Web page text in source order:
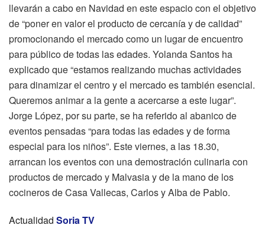
llevarán a cabo en Navidad en este espacio con el objetivo
de “poner en valor el producto de cercanía y de calidad”
promocionando el mercado como un lugar de encuentro
para público de todas las edades. Yolanda Santos ha
explicado que “estamos realizando muchas actividades
para dinamizar el centro y el mercado es también esencial.
Queremos animar a la gente a acercarse a este lugar”.
Jorge López, por su parte, se ha referido al abanico de
eventos pensadas “para todas las edades y de forma
especial para los niños”. Este viernes, a las 18.30,
arrancan los eventos con una demostración culinaria con
productos de mercado y Malvasia y de la mano de los
cocineros de Casa Vallecas, Carlos y Alba de Pablo.
Actualidad Soria TV